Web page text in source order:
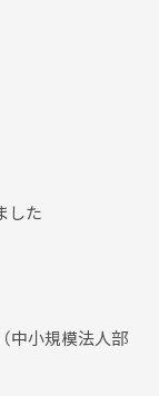
した
中小規模法人部